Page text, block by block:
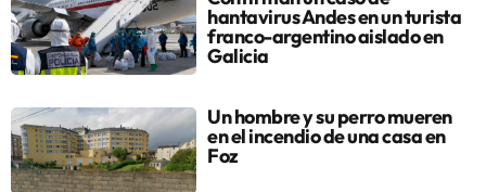
hantavirus Andes en un turista
franco-argentino aislado en
Galicia
Un hombre y su perro mueren
en el incendio de una casa en
Foz